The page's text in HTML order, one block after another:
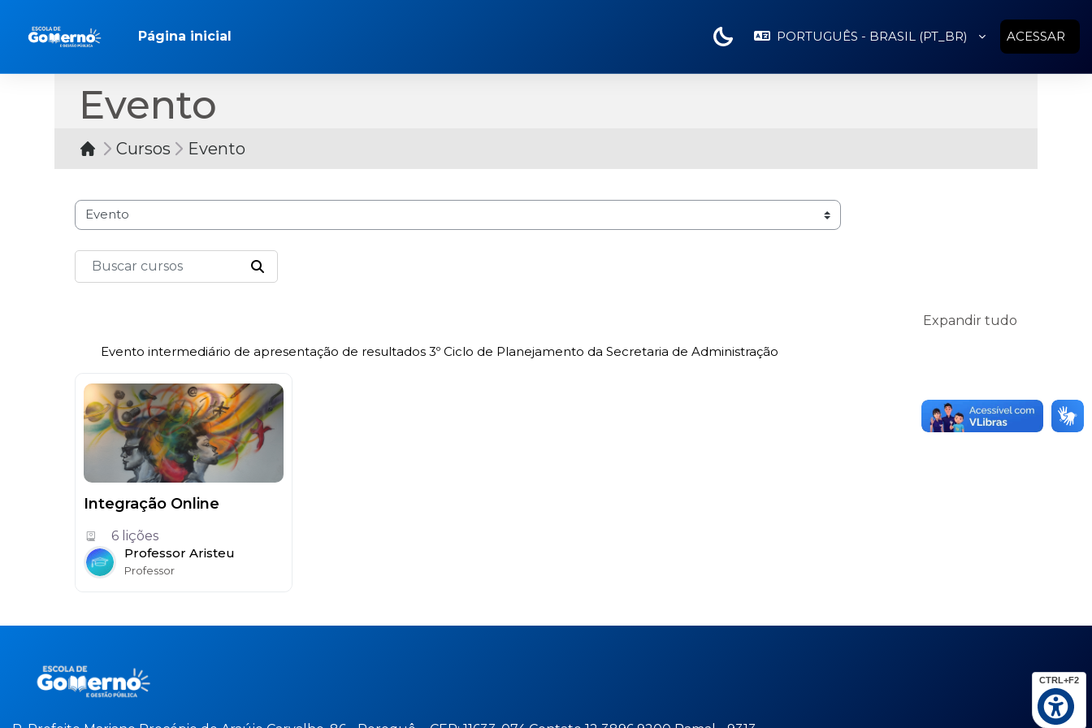
CTRL+F2
Página inicial
PORTUGUÊS - BRASIL ‎(PT_BR)‎ ACESSAR
Evento
Cursos Evento
Categorias de Cursos
Buscar cursos
BUSCAR CURSOS
Expandir tudo
Evento intermediário de apresentação de resultados 3º Ciclo de Planejamento da Secretaria de Administração
Integração Online
6 lições
Professor Aristeu
Professor